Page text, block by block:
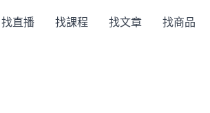
找直播 找課程 找文章 找商品